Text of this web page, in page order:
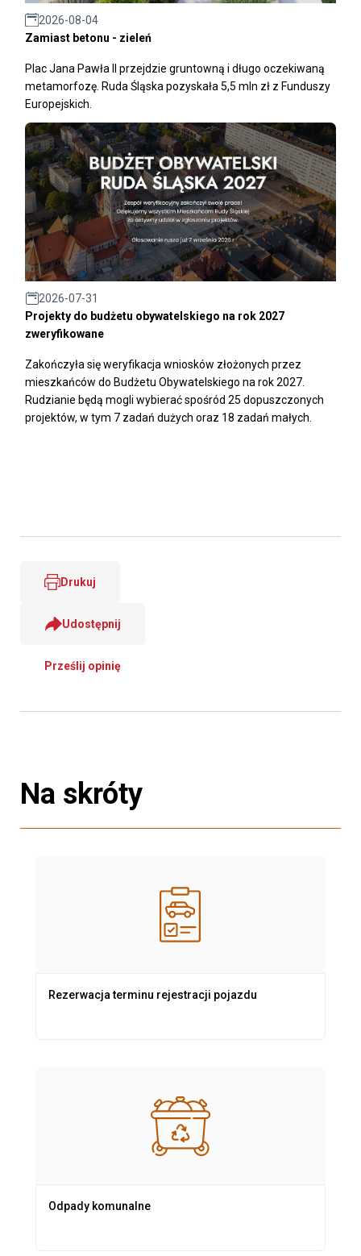
2026-08-04
Zamiast betonu - zieleń
Plac Jana Pawła II przejdzie gruntowną i długo oczekiwaną
metamorfozę. Ruda Śląska pozyskała 5,5 mln zł z Funduszy
Europejskich.
2026-07-31
Projekty do budżetu obywatelskiego na rok 2027
zweryfikowane
Zakończyła się weryfikacja wniosków złożonych przez
mieszkańców do Budżetu Obywatelskiego na rok 2027.
Rudzianie będą mogli wybierać spośród 25 dopuszczonych
projektów, w tym 7 zadań dużych oraz 18 zadań małych.
Drukuj
Udostępnij
Prześlij opinię
Na skróty
Rezerwacja terminu rejestracji pojazdu
Odpady komunalne